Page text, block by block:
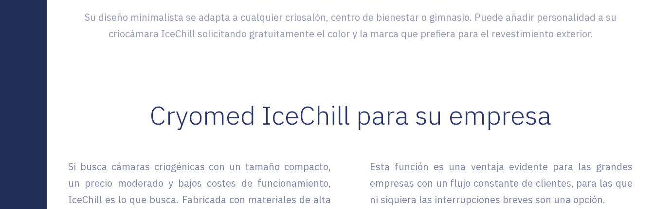
Su diseño minimalista se adapta a cualquier criosalón, centro de bienestar o gimnasio. Puede añadir personalidad a su
criocámara IceChill solicitando gratuitamente el color y la marca que prefiera para el revestimiento exterior.
Cryomed IceChill para su empresa
Si busca cámaras criogénicas con un tamaño compacto,
un precio moderado y bajos costes de funcionamiento,
IceChill es lo que busca. Fabricada con materiales de alta
Esta función es una ventaja evidente para las grandes
empresas con un flujo constante de clientes, para las que
ni siquiera las interrupciones breves son una opción.